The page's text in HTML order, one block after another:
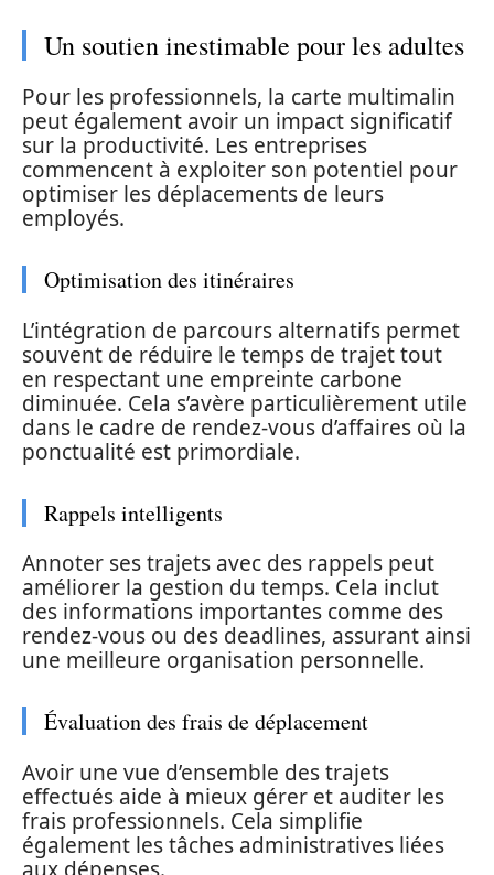
Un soutien inestimable pour les adultes
Pour les professionnels, la carte multimalin
peut également avoir un impact significatif
sur la productivité. Les entreprises
commencent à exploiter son potentiel pour
optimiser les déplacements de leurs
employés.
Optimisation des itinéraires
L’intégration de parcours alternatifs permet
souvent de réduire le temps de trajet tout
en respectant une empreinte carbone
diminuée. Cela s’avère particulièrement utile
dans le cadre de rendez-vous d’affaires où la
ponctualité est primordiale.
Rappels intelligents
Annoter ses trajets avec des rappels peut
améliorer la gestion du temps. Cela inclut
des informations importantes comme des
rendez-vous ou des deadlines, assurant ainsi
une meilleure organisation personnelle.
Évaluation des frais de déplacement
Avoir une vue d’ensemble des trajets
effectués aide à mieux gérer et auditer les
frais professionnels. Cela simplifie
également les tâches administratives liées
aux dépenses.